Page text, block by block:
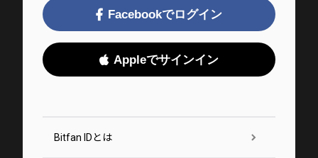
Facebookでログイン
Appleでサインイン
Bitfan IDとは